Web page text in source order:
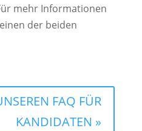
mehr Informationen
der beiden
FAQ FÜR
KANDIDATEN »